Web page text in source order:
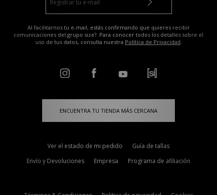
Al facilitarnos tu e-mail, estás confirmando que quieres recibir
comunicaciones del grupo size?. Para conocer todos los detalles sobre el
uso de tus datos, consulta nuestra Política de Privacidad.
ENCUENTRA TU TIENDA MÁS CERCANA
Ver el estado de mi pedido
Guía de tallas
Envío y Devoluciones
Empresa Programa de afiliación